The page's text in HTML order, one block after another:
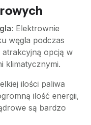
: Elektrownie
węgla podczas
opcją w
klimatycznymi.
ilości paliwa
ilość energii,
są bardzo